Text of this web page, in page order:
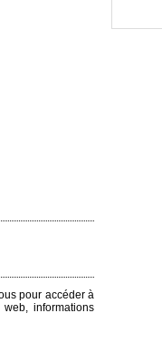
pour accéder à
informations